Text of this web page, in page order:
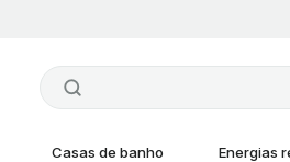
Casas de banho Energias